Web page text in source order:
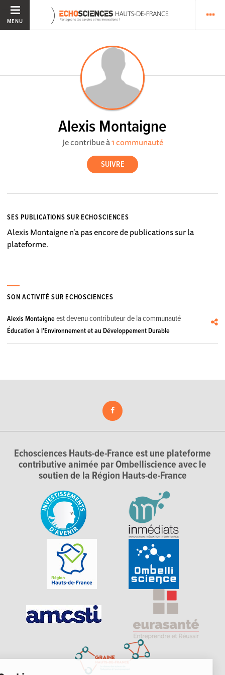
MENU
Alexis Montaigne
Je contribue à1 communauté
SES PUBLICATIONS SUR ECHOSCIENCES
Alexis Montaigne n'a pas encore de publications sur la
plateforme.
SON ACTIVITÉ SUR ECHOSCIENCES
Alexis Montaigneest devenu contributeur de la communauté
Éducation à l'Environnement et au Développement Durable
Echosciences Hauts-de-France est une plateforme
contributive animée par Ombelliscience avec le
soutien de la Région Hauts-de-France